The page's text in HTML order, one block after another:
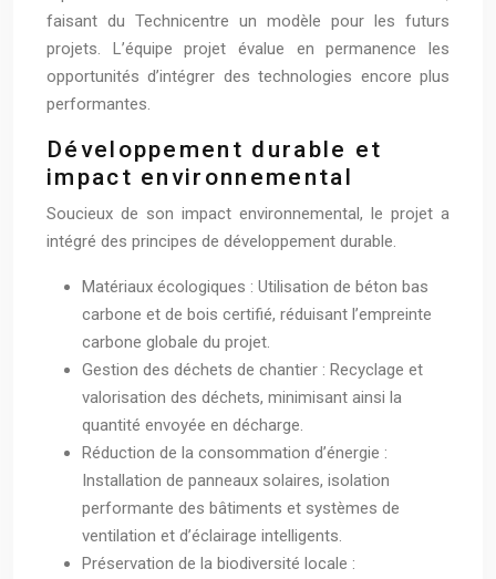
faisant du Technicentre un modèle pour les futurs
projets. L’équipe projet évalue en permanence les
opportunités d’intégrer des technologies encore plus
performantes.
Développement durable et
impact environnemental
Soucieux de son impact environnemental, le projet a
intégré des principes de développement durable.
Matériaux écologiques : Utilisation de béton bas
carbone et de bois certifié, réduisant l’empreinte
carbone globale du projet.
Gestion des déchets de chantier : Recyclage et
valorisation des déchets, minimisant ainsi la
quantité envoyée en décharge.
Réduction de la consommation d’énergie :
Installation de panneaux solaires, isolation
performante des bâtiments et systèmes de
ventilation et d’éclairage intelligents.
Préservation de la biodiversité locale :